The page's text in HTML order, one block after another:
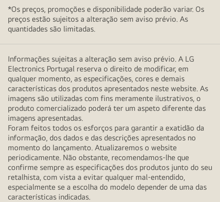
*Os preços, promoções e disponibilidade poderão variar. Os
preços estão sujeitos a alteração sem aviso prévio. As
quantidades são limitadas.
Informações sujeitas a alteração sem aviso prévio. A LG
Electronics Portugal reserva o direito de modificar, em
qualquer momento, as especificações, cores e demais
características dos produtos apresentados neste website. As
imagens são utilizadas com fins meramente ilustrativos, o
produto comercializado poderá ter um aspeto diferente das
imagens apresentadas.
Foram feitos todos os esforços para garantir a exatidão da
informação, dos dados e das descrições apresentados no
momento do lançamento. Atualizaremos o website
periodicamente. Não obstante, recomendamos-lhe que
confirme sempre as especificações dos produtos junto do seu
retalhista, com vista a evitar qualquer mal-entendido,
especialmente se a escolha do modelo depender de uma das
características indicadas.